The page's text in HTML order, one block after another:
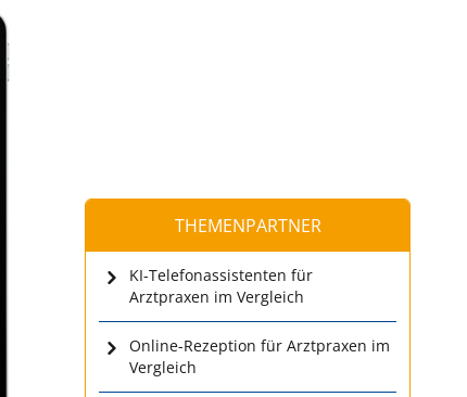
THEMENPARTNER
KI-Telefonassistenten für
Arztpraxen im Vergleich
Online-Rezeption für Arztpraxen im
Vergleich